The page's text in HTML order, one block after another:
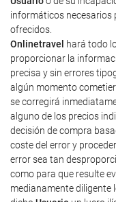
informáticos necesarios
ofrecidos.
Onlinetravel
hará todo
proporcionar la
precisa y sin errores
algún momento
se corregirá
alguno de los precios
decisión de compra
coste del error y
error sea tan
como para que resulte
medianamente diligente